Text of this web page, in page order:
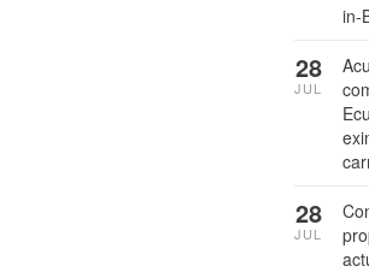
in-
28
JUL
28
JUL